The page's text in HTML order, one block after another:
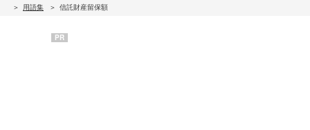
用語集
信託財産留保額
PR